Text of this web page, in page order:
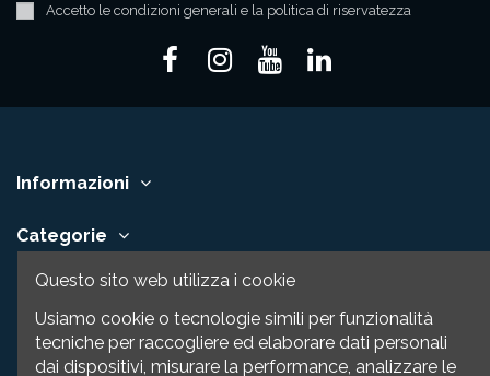
Accetto le condizioni generali e la politica di riservatezza
Informazioni
Categorie
Contattaci
Questo sito web utilizza i cookie
Usiamo cookie o tecnologie simili per funzionalità
tecniche per raccogliere ed elaborare dati personali
dai dispositivi, misurare la performance, analizzare le